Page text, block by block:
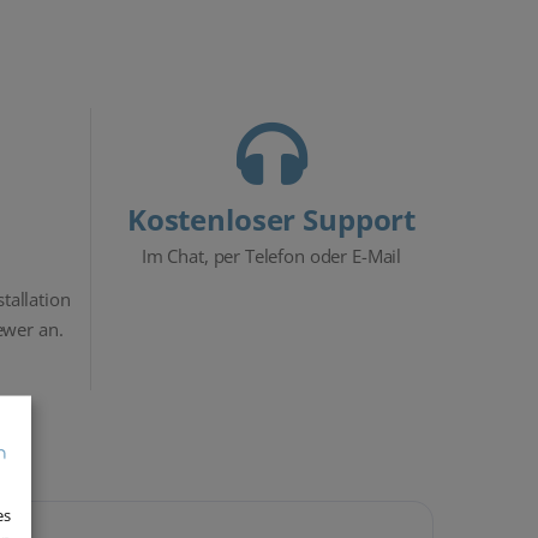
an.
Kostenloser Support
Im Chat, per Telefon oder E-Mail